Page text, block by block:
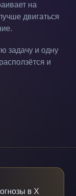
на
двигаться
задачу и одну
и
в X